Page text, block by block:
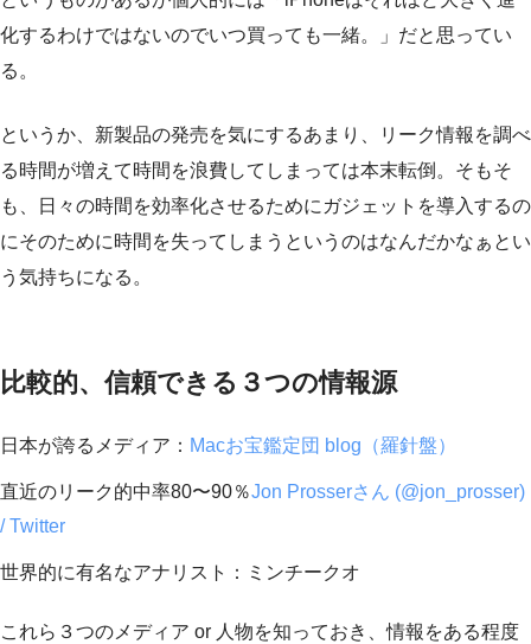
化するわけではないのでいつ買っても一緒。」だと思ってい
る。
というか、新製品の発売を気にするあまり、リーク情報を調べ
る時間が増えて時間を浪費してしまっては本末転倒。そもそ
も、日々の時間を効率化させるためにガジェットを導入するの
にそのために時間を失ってしまうというのはなんだかなぁとい
う気持ちになる。
比較的、信頼できる３つの情報源
日本が誇るメディア： Macお宝鑑定団 blog（羅針盤）
直近のリーク的中率80〜90％Jon Prosserさん (@jon_prosser)
/ Twitter
世界的に有名なアナリスト：ミンチークオ
これら３つのメディア or 人物を知っておき、情報をある程度